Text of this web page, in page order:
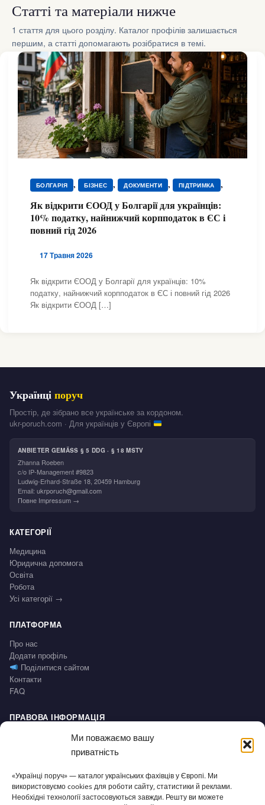
Ми поважаємо вашу
приватність
«Українці поруч» — каталог українських фахівців у Європі. Ми
використовуємо cookies для роботи сайту, статистики й реклами.
Необхідні технології застосовуються завжди. Решту ви можете
Статті та матеріали нижче
1 стаття для цього розділу. Каталог профілів залишається
першим, а статті допомагають розібратися в темі.
БОЛГАРІЯ , БІЗНЕС , ДОКУМЕНТИ , ПІДТРИМКА ,
Як відкрити ЄООД у Болгарії для українців:
10% податку, найнижчий корпподаток в ЄС і
повний гід 2026
17 Травня 2026
Як відкрити ЄООД у Болгарії для українців: 10%
податку, найнижчий корпподаток в ЄС і повний гід 2026
Як відкрити ЄООД […]
Українціпоруч
Простір, де зібрано все українське за кордоном.
ukr-poruch.com · Для українців у Європі
ANBIETER GEMÄSS § 5 DDG · § 18 MSTV
Zhanna Roeben
c/o IP-Management #9823
Ludwig-Erhard-Straße 18, 20459 Hamburg
Email: ukrporuch@gmail.com
Повне Impressum →
КАТЕГОРІЇ
Медицина
Юридична допомога
Освіта
Робота
Усі категорії →
ПЛАТФОРМА
Про нас
Додати профіль
Поділитися сайтом
Контакти
FAQ
ПРАВОВА ІНФОРМАЦІЯ
Політика конфіденційності / Datenschutz
Умови користування / AGB
Право на відмову / Widerrufsbelehrung
СЕРВІС